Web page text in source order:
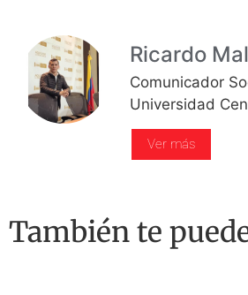
Ricardo
Comunicador
Universidad
Ver más
También te